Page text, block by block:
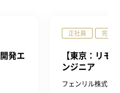
発エ
正社員 完全
【東京：リモ
ンジニア
フェンリル株式会社